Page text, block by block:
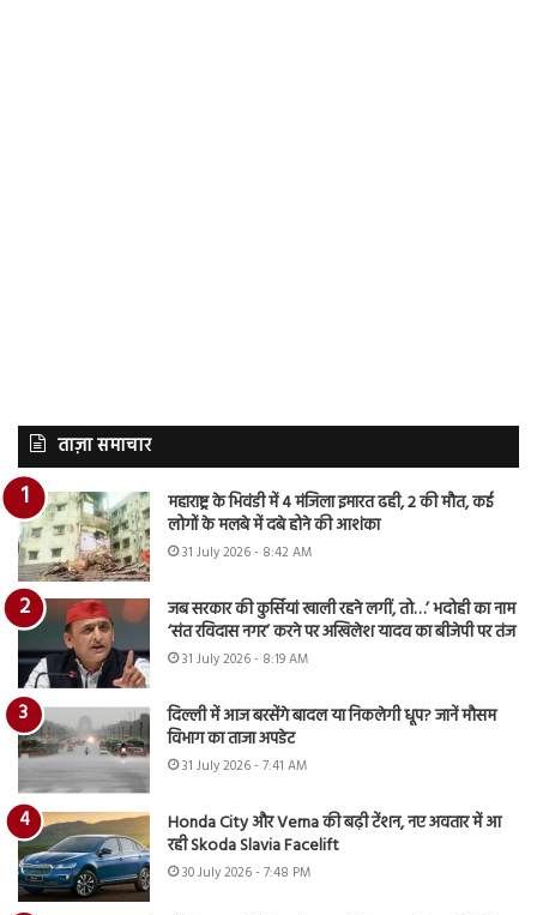
ताज़ा समाचार
महाराष्ट्र के भिवंडी में 4 मंजिला इमारत ढही, 2 की मौत, कई
लोगों के मलबे में दबे होने की आशंका
31 July 2026 - 8:42 AM
जब सरकार की कुर्सियां खाली रहने लगीं, तो…’ भदोही का नाम
‘संत रविदास नगर’ करने पर अखिलेश यादव का बीजेपी पर तंज
31 July 2026 - 8:19 AM
दिल्ली में आज बरसेंगे बादल या निकलेगी धूप? जानें मौसम
विभाग का ताजा अपडेट
31 July 2026 - 7:41 AM
Honda City और Verna की बढ़ी टेंशन, नए अवतार में आ
रही Skoda Slavia Facelift
30 July 2026 - 7:48 PM